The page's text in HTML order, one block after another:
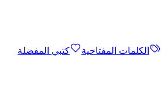
الكلمات المفتاحية
كتبي المفضلة